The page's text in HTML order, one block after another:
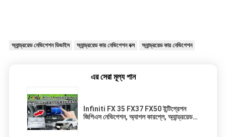
অ্যান্ড্রয়েড নেভিগেশন ডিভাইস অ্যান্ড্রয়েড কার নেভিগেশন বক্স অ্যান্ড্রয়েড কার নেভিগেশন
এর সেরা মূল্য পান
Infiniti FX 35 FX37 FX50 ইন্টিগ্রেশন
জিপিএস নেভিগেশন, অ্যাপল কারপ্লে, অ্যান্ড্রয়েড